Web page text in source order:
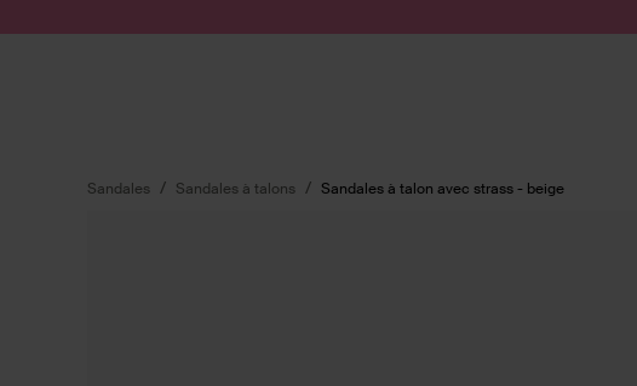
Sandales Sandales à talons Sandales à talon avec strass - beige